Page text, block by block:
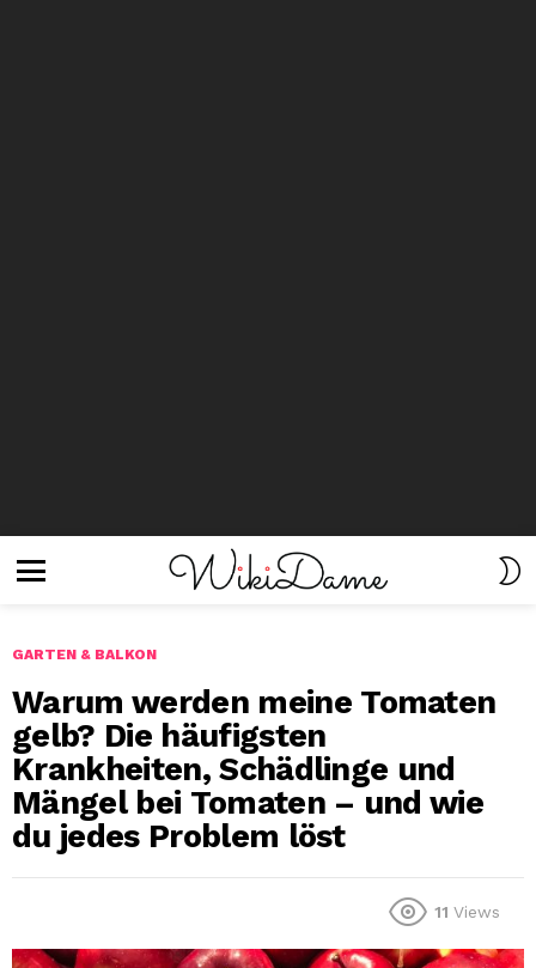
GARTEN & BALKON
Warum werden meine Tomaten
gelb? Die häufigsten
Krankheiten, Schädlinge und
Mängel bei Tomaten – und wie
du jedes Problem löst
11 Views